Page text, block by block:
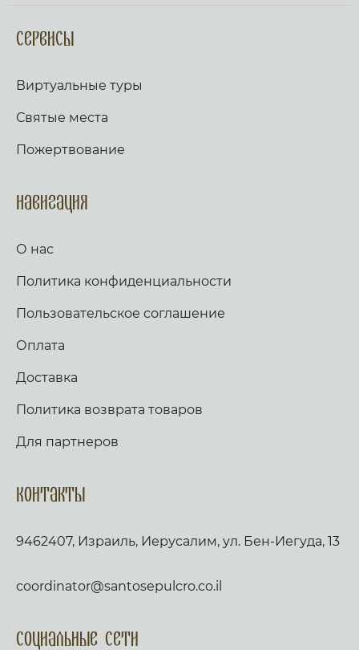
Сервисы
Виртуальные туры
Святые места
Пожертвование
Навигация
О нас
Политика конфиденциальности
Пользовательское соглашение
Оплата
Доставка
Политика возврата товаров
Для партнеров
Контакты
9462407, Израиль, Иерусалим, ул. Бен-Иегуда, 13
coordinator@santosepulcro.co.il
Социальные сети